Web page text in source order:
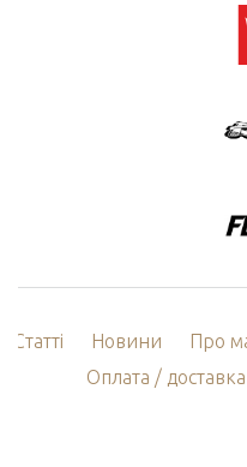
Статті Новини Про
Оплата / доставка